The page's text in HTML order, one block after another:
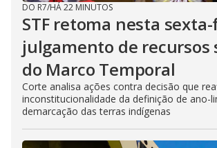
DO R7/HÁ 22 MINUTOS
STF retoma nesta
julgamento de recursos
do Marco Temporal
Corte analisa ações contra decisão que
inconstitucionalidade da definição de ano-
demarcação das terras indígenas